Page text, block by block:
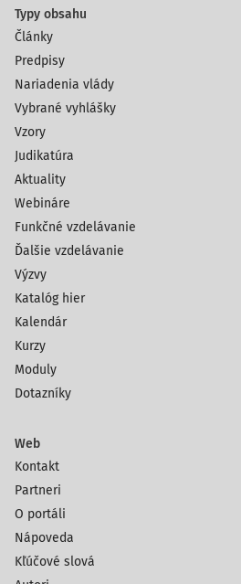
Typy obsahu
Články
Predpisy
Nariadenia vlády
Vybrané vyhlášky
Vzory
Judikatúra
Aktuality
Webináre
Funkčné vzdelávanie
Ďalšie vzdelávanie
Výzvy
Katalóg hier
Kalendár
Kurzy
Moduly
Dotazníky
Web
Kontakt
Partneri
O portáli
Nápoveda
Kľúčové slová